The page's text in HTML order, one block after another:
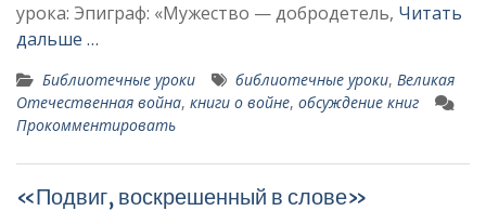
урока: Эпиграф: «Мужество — добродетель, Читать
дальше …
Библиотечные уроки библиотечные уроки, Великая
Отечественная война, книги о войне, обсуждение книг
Прокомментировать
«Подвиг, воскрешенный в слове»